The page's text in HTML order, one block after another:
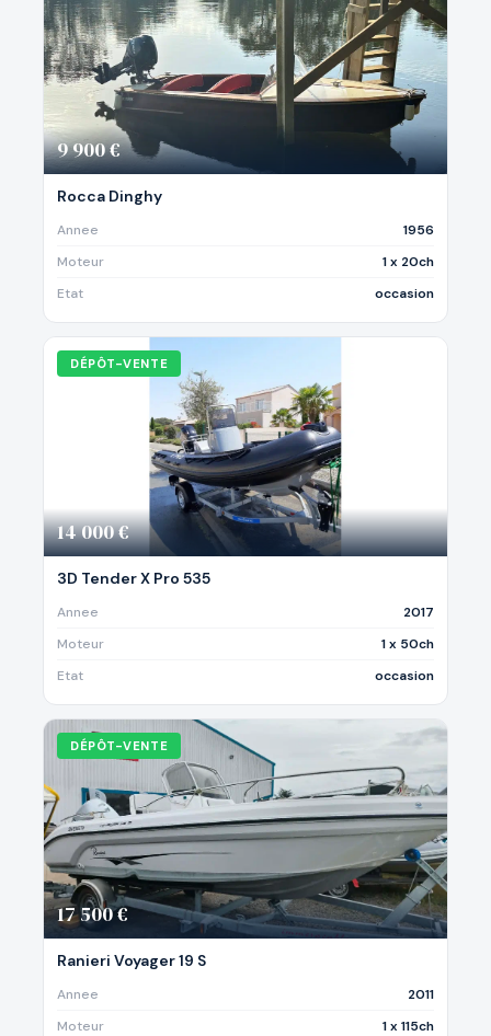
9 900 €
Rocca Dinghy
Annee
1956
Moteur
1 x 20ch
Etat
occasion
DÉPÔT-VENTE
14 000 €
3D Tender X Pro 535
Annee
2017
Moteur
1 x 50ch
Etat
occasion
DÉPÔT-VENTE
17 500 €
Ranieri Voyager 19 S
Annee
2011
Moteur
1 x 115ch